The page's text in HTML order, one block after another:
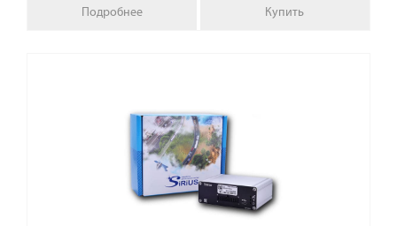
Подробнее Купить